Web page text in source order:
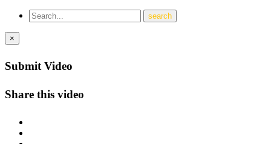
×
Submit Video
Share this video